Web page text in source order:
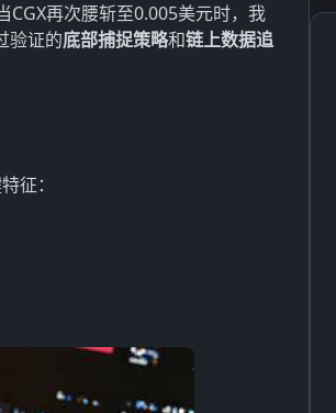
再次腰斩至0.005美元时，我
验证的底部捕捉策略和链上数据追
征：